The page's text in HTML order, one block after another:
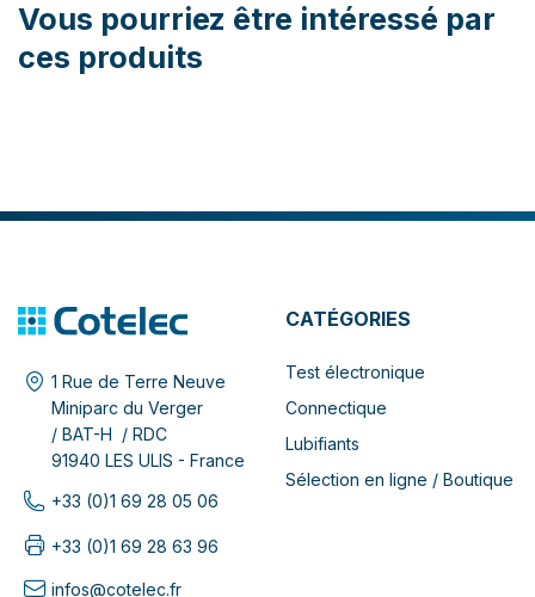
Vous pourriez être intéressé par
ces produits
1 Rue de Terre Neuve
Miniparc du Verger
/ BAT-H / RDC
91940 LES ULIS - France
+33 (0)1 69 28 05 06
+33 (0)1 69 28 63 96
infos@cotelec.fr
CATÉGORIES
Test électronique
Connectique
Lubifiants
Sélection en ligne / Boutique